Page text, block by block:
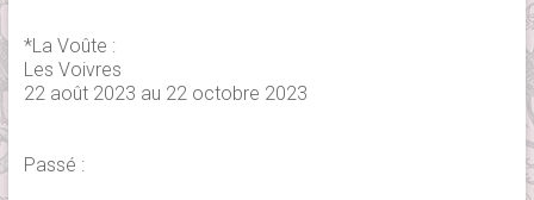
*La Voûte :
Les Voivres
22 août 2023 au 22 octobre 2023
Passé :